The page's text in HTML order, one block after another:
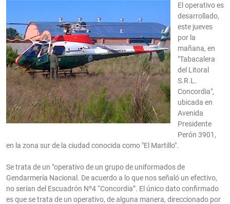
El operativo es
desarrollado,
este jueves
por la
mañana, en
"Tabacalera
del Litoral
S.R.L.
Concordia",
ubicada en
Avenida
Presidente
Perón 3901,
en la zona sur de la ciudad conocida como "El Martillo".
Se trata de un "operativo de un grupo de uniformados de
Gendarmería Nacional. De acuerdo a lo que nos señaló un efectivo,
no serían del Escuadrón Nº4 “Concordia”. El único dato confirmado
es que se trata de un operativo, de alguna manera, direccionado por